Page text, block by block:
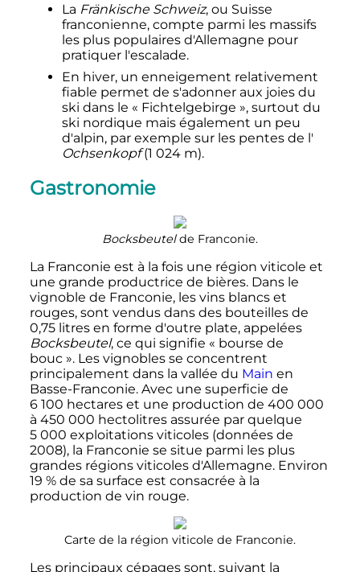
La Fränkische Schweiz, ou Suisse
franconienne, compte parmi les massifs
les plus populaires d'Allemagne pour
pratiquer l'escalade.
En hiver, un enneigement relativement
fiable permet de s'adonner aux joies du
ski dans le « Fichtelgebirge », surtout du
ski nordique mais également un peu
d'alpin, par exemple sur les pentes de l'
Ochsenkopf(1 024 m).
Gastronomie
Bocksbeutelde Franconie.
La Franconie est à la fois une région viticole et
une grande productrice de bières. Dans le
vignoble de Franconie, les vins blancs et
rouges, sont vendus dans des bouteilles de
0,75 litres en forme d'outre plate, appelées
Bocksbeutel, ce qui signifie « bourse de
bouc ». Les vignobles se concentrent
principalement dans la vallée du Main en
Basse-Franconie. Avec une superficie de
6 100 hectareset une production de 400 000
à 450 000 hectolitresassurée par quelque
5 000 exploitationsviticoles (données de
2008), la Franconie se situe parmi les plus
grandes régions viticoles d'Allemagne. Environ
19 % de sa surface est consacrée à la
production de vin rouge.
Carte de la région viticole de Franconie.
Les principaux cépages sont, suivant la